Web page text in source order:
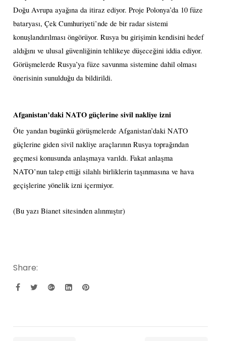
Doğu Avrupa ayağına da itiraz ediyor. Proje Polonya’da 10 füze
bataryası, Çek Cumhuriyeti’nde de bir radar sistemi
konuşlandırılması öngörüyor.Rusya bu girişimin kendisini hedef
aldığını ve ulusal güvenliğinin tehlikeye düşeceğini iddia ediyor.
Görüşmelerde Rusya’ya füze savunma sistemine dahil olması
önerisinin sunulduğu da bildirildi.
Afganistan’daki NATO güçlerine sivil nakliye izni
Öte yandan bugünkü görüşmelerde Afganistan’daki NATO
güçlerine giden sivil nakliye araçlarının Rusya toprağından
geçmesi konusunda anlaşmaya varıldı. Fakat anlaşma
NATO’nun talep ettiği silahlı birliklerin taşınmasına ve hava
geçişlerine yönelik izni içermiyor.
(Bu yazı Bianet sitesinden alınmıştır)
Share: